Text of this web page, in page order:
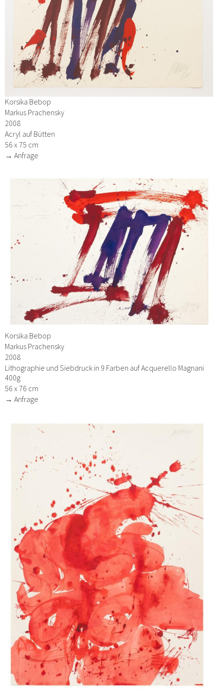
Korsika Bebop
Markus Prachensky
2008
Acryl auf Bütten
56 x 75 cm
→ Anfrage
Korsika Bebop
Markus Prachensky
2008
Lithographie und Siebdruck in 9 Farben auf Acquerello Magnani
400g
56 x 76 cm
→ Anfrage